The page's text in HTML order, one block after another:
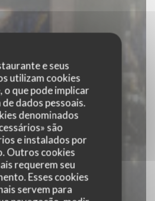
e seus
utilizam cookies
o que pode implicar
dados pessoais.
denominados
são
e instalados por
Outros cookies
requerem seu
Esses cookies
servem para